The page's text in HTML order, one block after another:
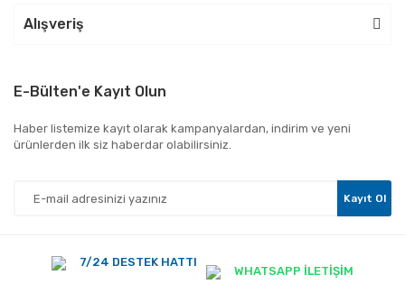
Alışveriş
E-Bülten'e Kayıt Olun
Haber listemize kayıt olarak kampanyalardan, indirim ve yeni
ürünlerden ilk siz haberdar olabilirsiniz.
Kayıt Ol
7/24 DESTEK HATTI
WHATSAPP İLETİŞİM